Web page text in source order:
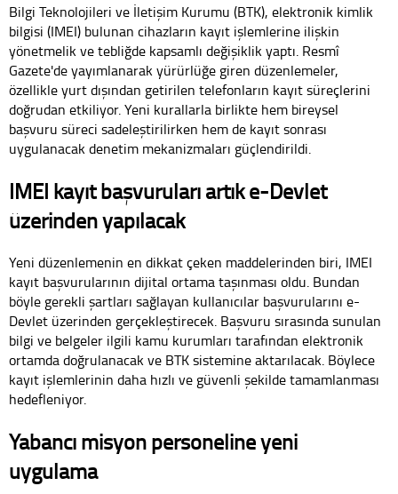
Bilgi Teknolojileri ve İletişim Kurumu (BTK), elektronik kimlik
bilgisi (IMEI) bulunan cihazların kayıt işlemlerine ilişkin
yönetmelik ve tebliğde kapsamlı değişiklik yaptı. Resmî
Gazete'de yayımlanarak yürürlüğe giren düzenlemeler,
özellikle yurt dışından getirilen telefonların kayıt süreçlerini
doğrudan etkiliyor. Yeni kurallarla birlikte hem bireysel
başvuru süreci sadeleştirilirken hem de kayıt sonrası
uygulanacak denetim mekanizmaları güçlendirildi.
IMEI kayıt başvuruları artık e-Devlet
üzerinden yapılacak
Yeni düzenlemenin en dikkat çeken maddelerinden biri, IMEI
kayıt başvurularının dijital ortama taşınması oldu. Bundan
böyle gerekli şartları sağlayan kullanıcılar başvurularını e-
Devlet üzerinden gerçekleştirecek. Başvuru sırasında sunulan
bilgi ve belgeler ilgili kamu kurumları tarafından elektronik
ortamda doğrulanacak ve BTK sistemine aktarılacak. Böylece
kayıt işlemlerinin daha hızlı ve güvenli şekilde tamamlanması
hedefleniyor.
Yabancı misyon personeline yeni
uygulama